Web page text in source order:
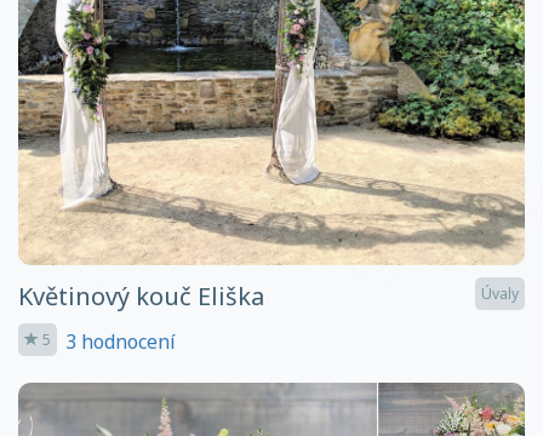
Květinový kouč Eliška Úvaly
5 3 hodnocení